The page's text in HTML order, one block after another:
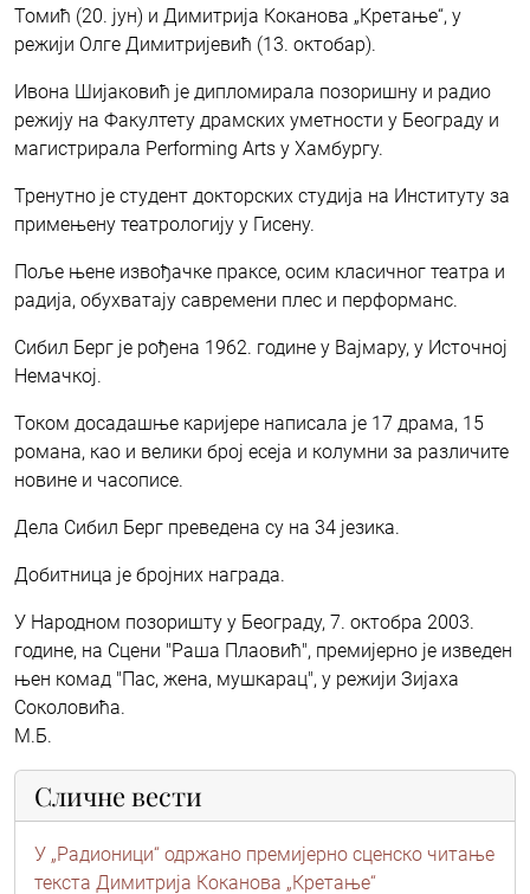
Томић (20. јун) и Димитрија Коканова „Кретање“, у
режији Олге Димитријевић (13. октобар).
Ивона Шијаковић је дипломирала позоришну и радио
режију на Факултету драмских уметности у Београду и
магистрирала Performing Arts у Хамбургу.
Тренутно је студент докторских студија на Институту за
примењену театрологију у Гисену.
Поље њене извођачке праксе, осим класичног театра и
радија, обухватају савремени плес и перформанс.
Сибил Берг је рођена 1962. године у Вајмару, у Источној
Немачкој.
Током досадашње каријере написала је 17 драма, 15
романа, као и велики број есеја и колумни за различите
новине и часописе.
Дела Сибил Берг преведена су на 34 језика.
Добитница је бројних награда.
У Народном позоришту у Београду, 7. октобра 2003.
године, на Сцени "Раша Плаовић", премијерно је изведен
њен комад "Пас, жена, мушкарац", у режији Зијаха
Соколовића.
М.Б.
Сличне вести
У „Радионици“ одржано премијерно сценско читање
текста Димитрија Коканова „Кретање“